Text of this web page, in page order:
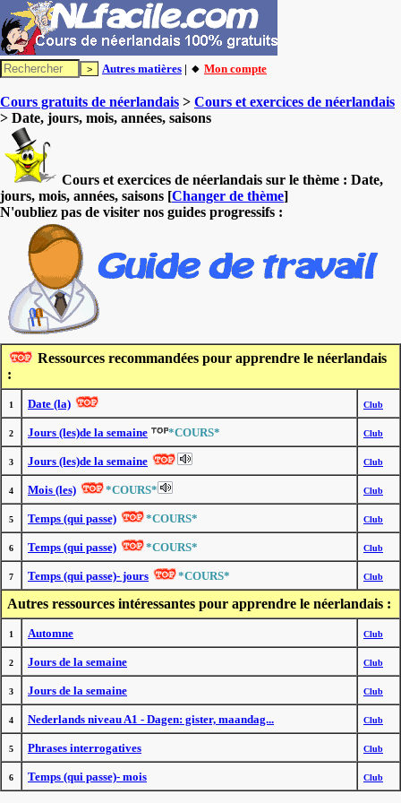
Autres matières | 🔸 Mon compte
Cours gratuits de néerlandais > Cours et exercices de néerlandais
> Date, jours, mois, années, saisons
Cours et exercices de néerlandais sur le thème : Date,
jours, mois, années, saisons [Changer de thème]
N'oubliez pas de visiter nos guides progressifs :
Ressources recommandées pour apprendre le néerlandais
:
1 Date (la) Club
2 Jours (les)de la semaine *COURS* Club
3 Jours (les)de la semaine Club
4 Mois (les) *COURS* Club
5 Temps (qui passe) *COURS* Club
6 Temps (qui passe) *COURS* Club
7 Temps (qui passe)- jours *COURS* Club
Autres ressources intéressantes pour apprendre le néerlandais :
1 Automne Club
2 Jours de la semaine Club
3 Jours de la semaine Club
4 Nederlands niveau A1 - Dagen: gister, maandag... Club
5 Phrases interrogatives Club
6 Temps (qui passe)- mois Club